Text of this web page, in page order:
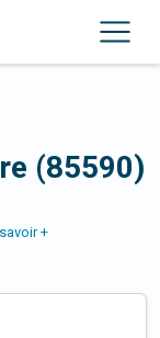
(85590)
+